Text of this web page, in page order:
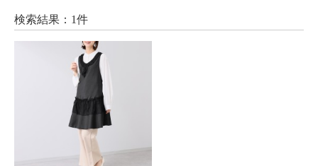
検索結果：1件